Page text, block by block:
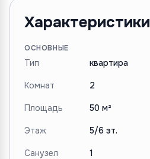
Характеристики
ОСНОВНЫЕ
Тип квартира
Комнат 2
Площадь 50 м²
Этаж 5/6 эт.
Санузел 1